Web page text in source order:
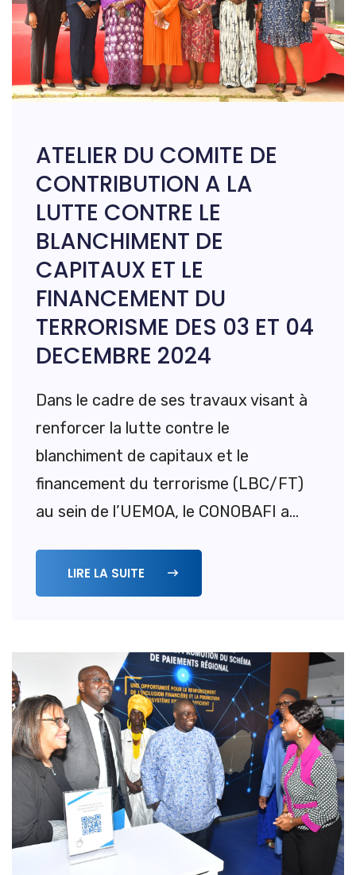
ATELIER DU COMITE DE
CONTRIBUTION A LA
LUTTE CONTRE LE
BLANCHIMENT DE
CAPITAUX ET LE
FINANCEMENT DU
TERRORISME DES 03 ET 04
DECEMBRE 2024
Dans le cadre de ses travaux visant à
renforcer la lutte contre le
blanchiment de capitaux et le
financement du terrorisme (LBC/FT)
au sein de l’UEMOA, le CONOBAFI a...
LIRE LA SUITE